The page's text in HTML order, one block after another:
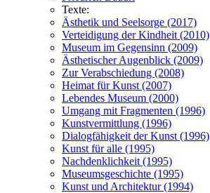
Texte:
Ästhetik und Seelsorge (2017)
Verteidigung der Kindheit (2010)
Museum im Gegensinn (2009)
Ästhetischer Augenblick (2009)
Zur Verabschiedung (2008)
Heimat für Kunst (2007)
Lebendes Museum (2000)
Umgang mit Fragmenten (1996)
Kunstvermittlung (1996)
Dialogfähigkeit der Kunst (1996)
Kunst für alle (1995)
Nachdenklichkeit (1995)
Museumsgeschichte (1995)
Kunst und Architektur (1994)